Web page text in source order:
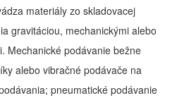
materiály zo skladovacej
gravitáciou, mechanickými alebo
Mechanické podávanie bežne
alebo vibračné podávače na
pneumatické podávanie